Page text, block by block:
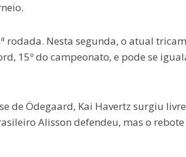
rodada. Nesta segunda, o atual
15º do campeonato, e pode se
de Ödegaard, Kai Havertz surgiu
Alisson defendeu, mas o